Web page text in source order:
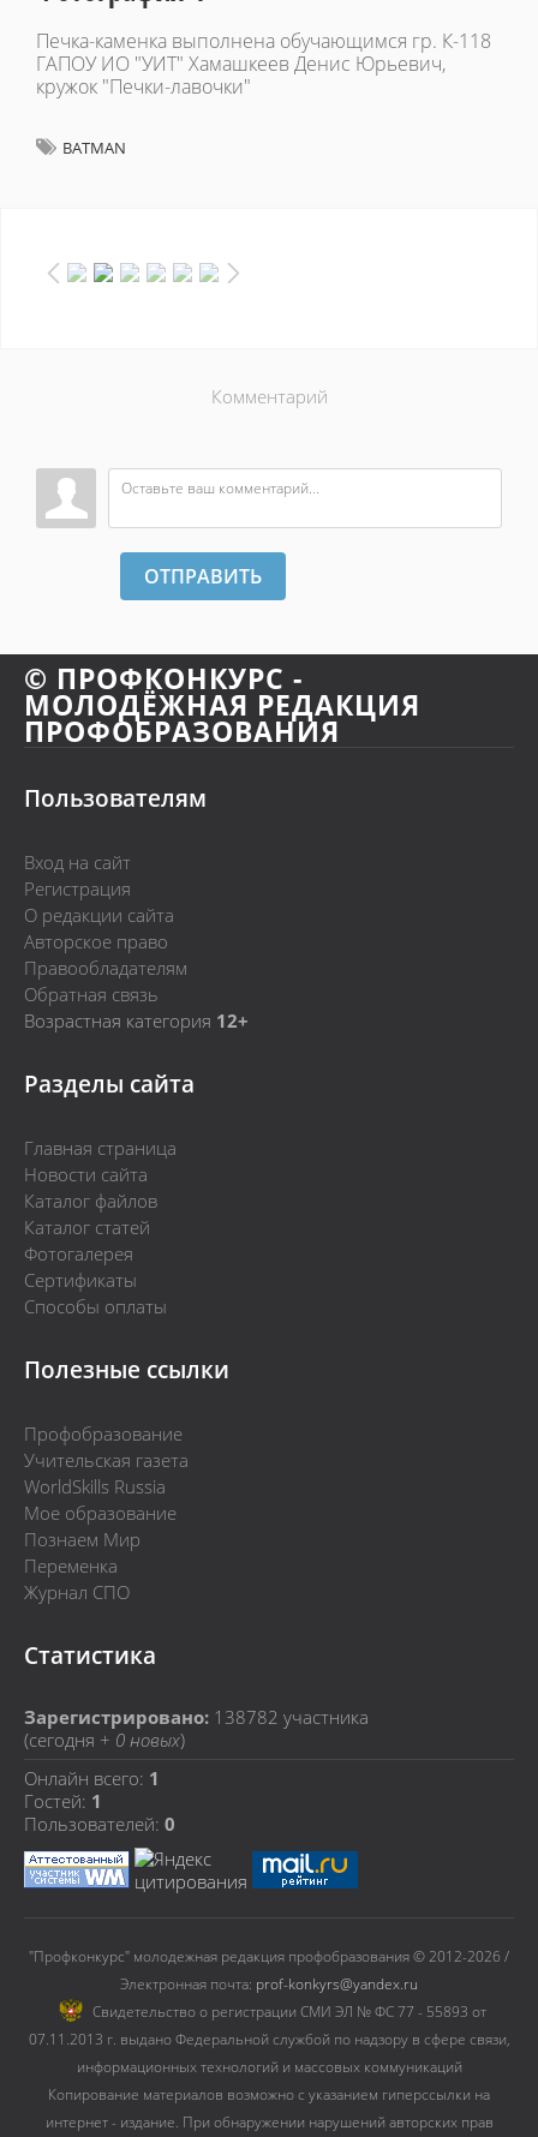
Печка-каменка выполнена обучающимся гр. К-118
ГАПОУ ИО "УИТ" Хамашкеев Денис Юрьевич,
кружок "Печки-лавочки"
BATMAN
Комментарий
ОТПРАВИТЬ
© ПРОФКОНКУРС -
МОЛОДЁЖНАЯ РЕДАКЦИЯ
ПРОФОБРАЗОВАНИЯ
Пользователям
Вход на сайт
Регистрация
О редакции сайта
Авторское право
Правообладателям
Обратная связь
Возрастная категория 12+
Разделы сайта
Главная страница
Новости сайта
Каталог файлов
Каталог статей
Фотогалерея
Сертификаты
Способы оплаты
Полезные ссылки
Профобразование
Учительская газета
WorldSkills Russia
Мое образование
Познаем Мир
Переменка
Журнал СПО
Статистика
Зарегистрировано: 138782 участника
(сегодня + 0 новых)
Онлайн всего: 1
Гостей: 1
Пользователей: 0
"Профконкурс" молодежная редакция профобразования © 2012-2026 /
Электронная почта: prof-konkyrs@yandex.ru
Cвидетельство о регистрации СМИ ЭЛ № ФС 77 - 55893 от
07.11.2013 г. выдано Федеральной службой по надзору в сфере связи,
информационных технологий и массовых коммуникаций
Копирование материалов возможно с указанием гиперссылки на
интернет - издание. При обнаружении нарушений авторских прав